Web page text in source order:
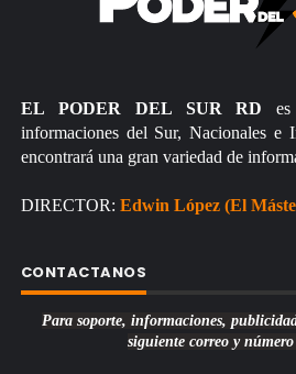
EL PODER DEL SUR RD es
informaciones del Sur, Nacionales e
encontrará una gran variedad de
DIRECTOR: Edwin López (El
CONTACTANOS
Para soporte, informaciones,
siguiente correo y